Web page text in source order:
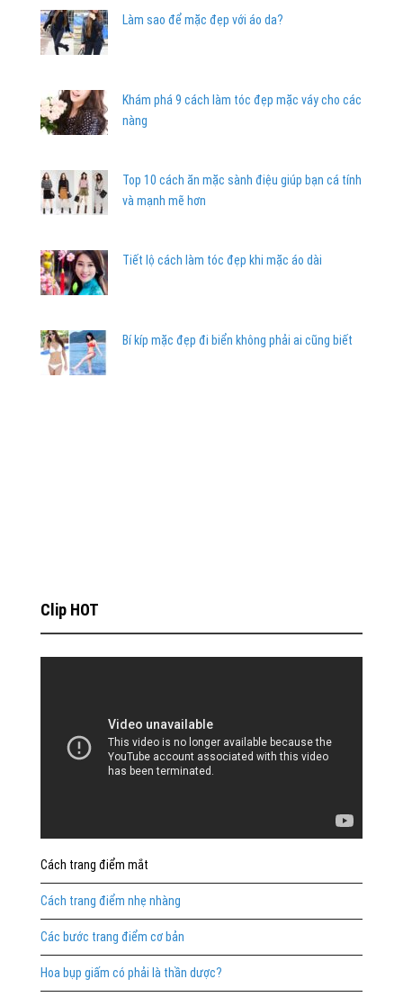
Làm sao để mặc đẹp với áo da?
Khám phá 9 cách làm tóc đẹp mặc váy cho các
nàng
Top 10 cách ăn mặc sành điệu giúp bạn cá tính
và mạnh mẽ hơn
Tiết lộ cách làm tóc đẹp khi mặc áo dài
Bí kíp mặc đẹp đi biển không phải ai cũng biết
Clip HOT
Cách trang điểm mắt
Cách trang điểm nhẹ nhàng
Các bước trang điểm cơ bản
Hoa bụp giấm có phải là thần dược?